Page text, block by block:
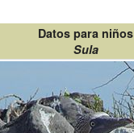
Datos para niños
Sula